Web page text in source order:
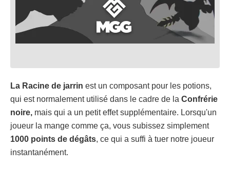
La Racine de jarrin est un composant pour les potions,
qui est normalement utilisé dans le cadre de la Confrérie
noire, mais qui a un petit effet supplémentaire. Lorsqu'un
joueur la mange comme ça, vous subissez simplement
1000 points de dégâts, ce qui a suffi à tuer notre joueur
instantanément.